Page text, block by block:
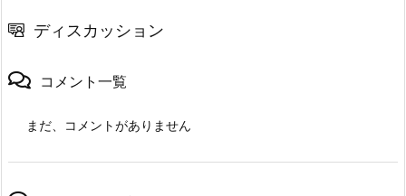
ディスカッション
コメント一覧
まだ、コメントがありません